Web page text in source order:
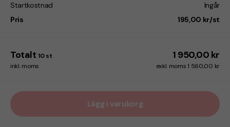
Startkostnad
Ingår
Pris
195,00 kr/st
Totalt 10 st 1 950,00 kr
inkl. moms exkl. moms 1 560,00 kr
Lägg i varukorg